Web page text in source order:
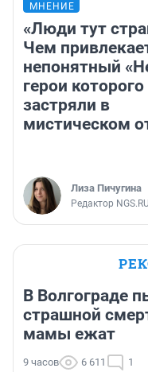
МНЕНИЕ
«Люди тут
Чем
непонятный
герои которого
застряли в
мистическом
Лиза Пичугина
Редактор NGS.RU
В Волгограде
страшной
мамы ежат
9 часов 6 611 1